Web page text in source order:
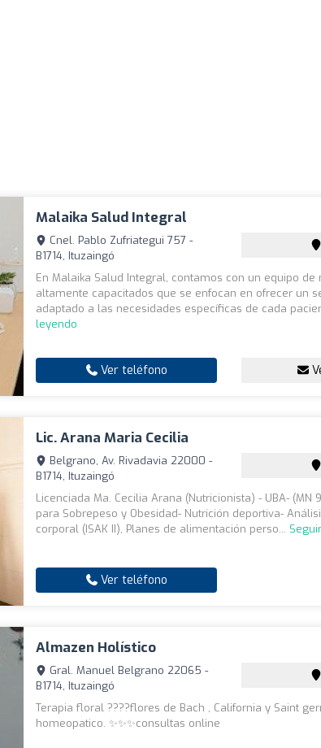
Malaika Salud Integral
Cnel. Pablo Zufriategui 757 -
B1714, Ituzaingó
En Malaika Salud Integral, contamos con un equipo de
altamente capacitados que se enfocan en ofrecer un
adaptado a las necesidades específicas de cada
leyendo
Ver teléfono
Lic. Arana Maria Cecilia
Belgrano, Av. Rivadavia 22000 -
B1714, Ituzaingó
Licenciada Ma. Cecilia Arana (Nutricionista) - UBA- (MN
para Sobrepeso y Obesidad- Nutrición deportiva-
corporal (ISAK II), Planes de alimentación perso...
Ver teléfono
Almazen Holístico
Gral. Manuel Belgrano 22065 -
B1714, Ituzaingó
Terapia floral ????flores de Bach , California y Saint
homeopatico. ✨✨✨consultas online